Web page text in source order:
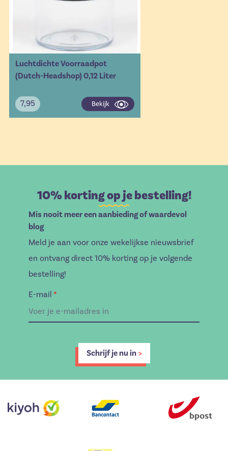
Luchtdichte Voorraadpot
(Dutch-Headshop) 0,12 Liter
7,95 Bekijk
10% korting op je bestelling!
Mis nooit meer een aanbieding of waardevol
blog
Meld je aan voor onze wekelijkse nieuwsbrief
en ontvang direct 10% korting op je volgende
bestelling!
E-mail *
Schrijf je nu in >